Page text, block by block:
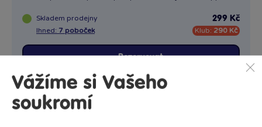
Skladem prodejny
Ihned: 7 poboček
299 Kč
Klub: 290 Kč
Rezervovat
Vážíme si Vašeho
soukromí